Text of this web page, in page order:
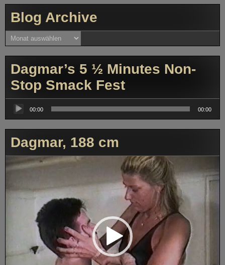
Blog Archive
Blog
Archive
Dagmar’s 5 ½ Minutes Non-
Stop Smack Fest
Player
00:00 00:00
Dagmar, 188 cm
Player